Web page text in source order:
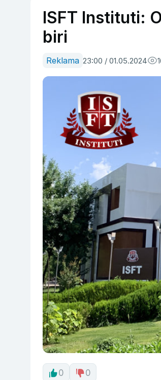
ISFT Instituti:
biri
Reklama 23:00 / 01.05.2024
0 0